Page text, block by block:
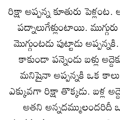
రిక్షా అప్పన్న కూతురు పెళ్లంట.
పద్నాలుగేళ్లుంటాయి.
మొగ్గుంటడు పుట్టాడు
కాకుండా పన్నెండు బళ్లు
మనిషైనా అప్పన్నకి ఒక
ఎక్కువగా రిక్షా తొక్కడు. బళ్ల
అతని అన్నదమ్ములందరిదీ